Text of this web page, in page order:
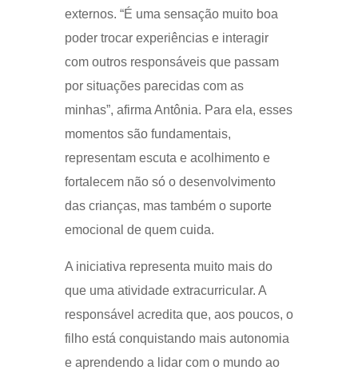
externos. “É uma sensação muito boa
poder trocar experiências e interagir
com outros responsáveis que passam
por situações parecidas com as
minhas”, afirma Antônia. Para ela, esses
momentos são fundamentais,
representam escuta e acolhimento e
fortalecem não só o desenvolvimento
das crianças, mas também o suporte
emocional de quem cuida.
A iniciativa representa muito mais do
que uma atividade extracurricular. A
responsável acredita que, aos poucos, o
filho está conquistando mais autonomia
e aprendendo a lidar com o mundo ao